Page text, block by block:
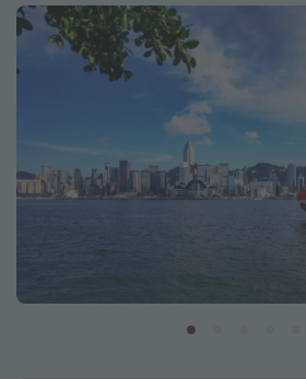
Hotel
Reisen
Reiseziele
Alle Reiseziele
Lombardei